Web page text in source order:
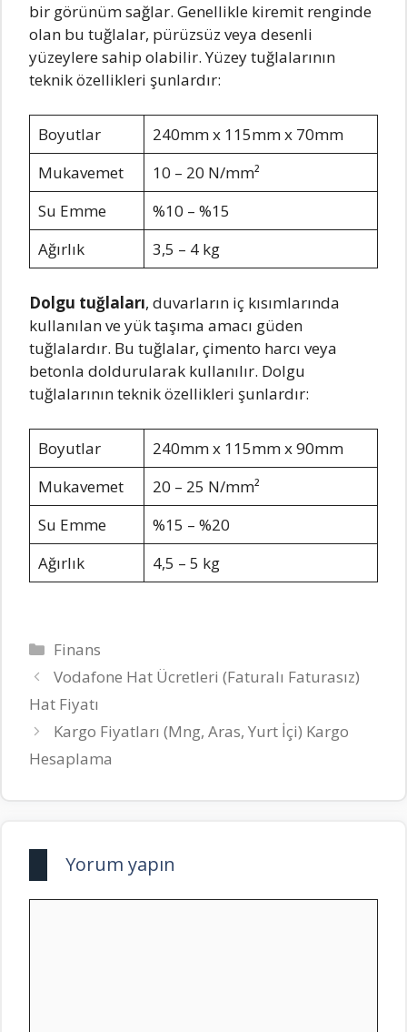
bir görünüm sağlar. Genellikle kiremit renginde
olan bu tuğlalar, pürüzsüz veya desenli
yüzeylere sahip olabilir. Yüzey tuğlalarının
teknik özellikleri şunlardır:
Boyutlar
240mm x 115mm x 70mm
Mukavemet
10 – 20 N/mm²
Su Emme
%10 – %15
Ağırlık
3,5 – 4 kg
Dolgu tuğlaları, duvarların iç kısımlarında
kullanılan ve yük taşıma amacı güden
tuğlalardır. Bu tuğlalar, çimento harcı veya
betonla doldurularak kullanılır. Dolgu
tuğlalarının teknik özellikleri şunlardır:
Boyutlar
240mm x 115mm x 90mm
Mukavemet
20 – 25 N/mm²
Su Emme
%15 – %20
Ağırlık
4,5 – 5 kg
Kategoriler
Finans
Vodafone Hat Ücretleri (Faturalı Faturasız)
Hat Fiyatı
Kargo Fiyatları (Mng, Aras, Yurt İçi) Kargo
Hesaplama
Yorum yapın